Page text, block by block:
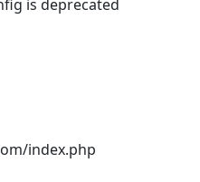
is deprecated
index.php